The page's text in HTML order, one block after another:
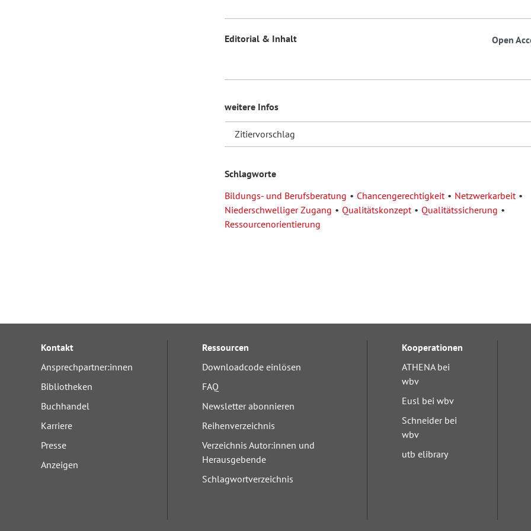
Editorial & Inhalt Open
weitere Infos
Zitiervorschlag
Schlagworte
Bildungs- und Berufsberatung
Chancengerechtigkeit
Netzwerkarbeit
Niederschwelliger Zugang
Qualitätskonzept
Qualitätssicherung
Ressourcenorientierung
Kontakt
Ansprechpartner:innen
Bibliotheken
Buchhandel
Karriere
Presse
Anzeigen
Ressourcen
Downloadcode einlösen
FAQ
Newsletter abonnieren
Reihenverzeichnis
Verzeichnis Autor:innen und
Herausgebende
Schlagwortverzeichnis
Kooperationen
ATHENA bei
wbv
Eusl bei wbv
Schneider bei
wbv
utb elibrary